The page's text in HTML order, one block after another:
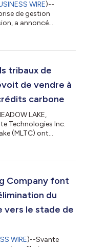
WIRE)--
de gestion
a annoncé
sélectives au
Cette distinction
tribaux de
de vendre à
carbone
LAKE,
Technologies Inc.
(MLTC) ont
et de
bioénergie avec
North Star,...
Company font
du
vers le stade de
WIRE)--Svante